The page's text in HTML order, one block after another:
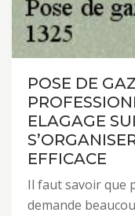
POSE DE
ELAGAGE
EFFICACE
Il faut savoir que
demande